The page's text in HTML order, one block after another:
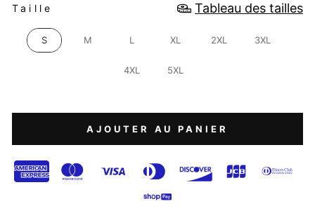
Taille Tableau des tailles
S M L XL 2XL 3XL
4XL 5XL
AJOUTER AU PANIER